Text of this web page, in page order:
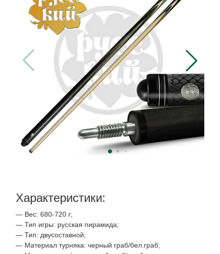
Характеристики:
— Вес: 680-720 г;
— Тип игры: русская пирамида;
— Тип: двусоставной;
— Материал турняка: черный граб/бел.граб;